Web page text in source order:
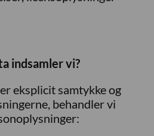
indsamler vi?
eksplicit samtykke og
behandler vi